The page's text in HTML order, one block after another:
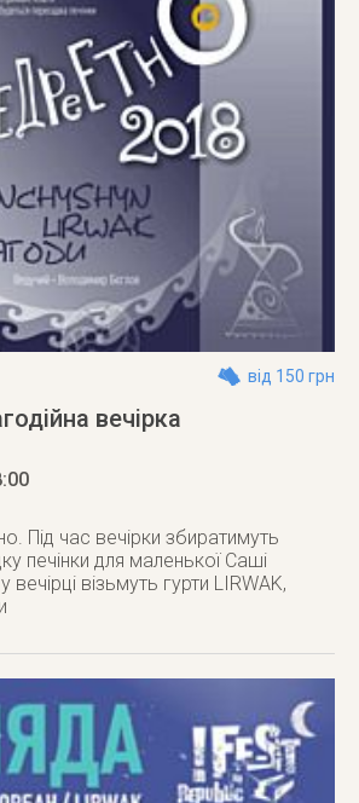
від 150 грн
вечірка
Під час вечірки збиратимуть
печінки для маленької Саші
візьмуть гурти LIRWAK,